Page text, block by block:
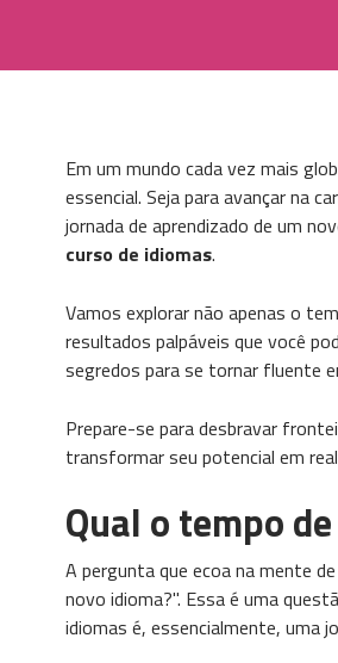
Em um mundo cada vez mais
essencial. Seja para avançar na
jornada de aprendizado de um
curso de idiomas.
Vamos explorar não apenas o
resultados palpáveis que você
segredos para se tornar fluente
Prepare-se para desbravar
transformar seu potencial em
Qual o tempo
A pergunta que ecoa na mente
novo idioma?". Essa é uma
idiomas é, essencialmente, uma